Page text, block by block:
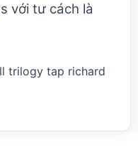
với tư cách là